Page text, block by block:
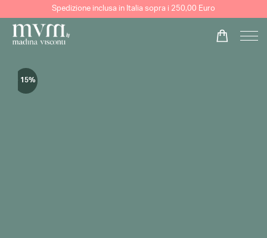
Spedizione inclusa in Italia sopra i 250,00 Euro
- 15%